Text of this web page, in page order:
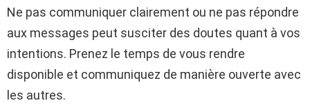
Ne pas communiquer clairement ou ne pas répondre
aux messages peut susciter des doutes quant à vos
intentions. Prenez le temps de vous rendre
disponible et communiquez de manière ouverte avec
les autres.